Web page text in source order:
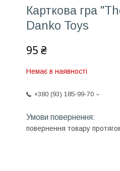
Карткова гра
Danko Toys
95 ₴
Немає в наявності
+380 (93) 185-99-70
повернення товару